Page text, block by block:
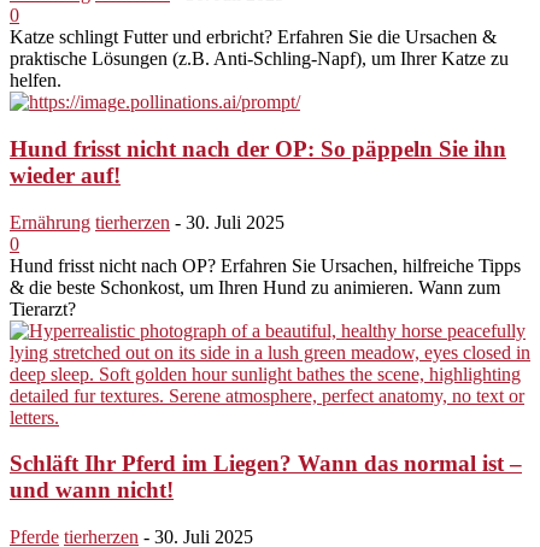
0
Katze schlingt Futter und erbricht? Erfahren Sie die Ursachen &
praktische Lösungen (z.B. Anti-Schling-Napf), um Ihrer Katze zu
helfen.
Hund frisst nicht nach der OP: So päppeln Sie ihn
wieder auf!
Ernährung tierherzen - 30. Juli 2025
0
Hund frisst nicht nach OP? Erfahren Sie Ursachen, hilfreiche Tipps
& die beste Schonkost, um Ihren Hund zu animieren. Wann zum
Tierarzt?
Schläft Ihr Pferd im Liegen? Wann das normal ist –
und wann nicht!
Pferde tierherzen - 30. Juli 2025